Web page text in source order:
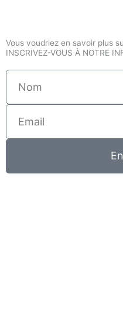
Vous voudriez en savoir plus
INSCRIVEZ-VOUS À NOTRE